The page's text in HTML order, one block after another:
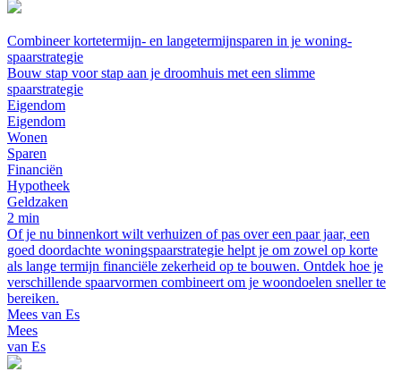
Combineer kortetermijn- en langetermijnsparen in je woning­
spaarstrategie
Bouw stap voor stap aan je droomhuis met een slimme
spaarstrategie
Eigendom
Eigendom
Wonen
Sparen
Financiën
Hypotheek
Geldzaken
2 min
Of je nu binnenkort wilt verhuizen of pas over een paar jaar, een
goed doordachte woningspaarstrategie helpt je om zowel op korte
als lange termijn financiële zekerheid op te bouwen. Ontdek hoe je
verschillende spaarvormen combineert om je woondoelen sneller te
bereiken.
Mees van Es
Mees
van Es